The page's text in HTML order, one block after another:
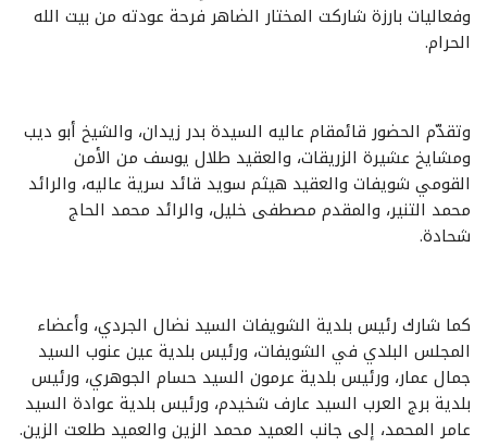
وفعاليات بارزة شاركت المختار الضاهر فرحة عودته من بيت الله
الحرام.
وتقدّم الحضور قائمقام عاليه السيدة بدر زيدان، والشيخ أبو ديب
ومشايخ عشيرة الزريقات، والعقيد طلال يوسف من الأمن
القومي شويفات والعقيد هيثم سويد قائد سرية عاليه، والرائد
محمد التنير، والمقدم مصطفى خليل، والرائد محمد الحاج
شحادة.
كما شارك رئيس بلدية الشويفات السيد نضال الجردي، وأعضاء
المجلس البلدي في الشويفات، ورئيس بلدية عين عنوب السيد
جمال عمار، ورئيس بلدية عرمون السيد حسام الجوهري، ورئيس
بلدية برج العرب السيد عارف شخيدم، ورئيس بلدية عوادة السيد
عامر المحمد، إلى جانب العميد محمد الزين والعميد طلعت الزين.